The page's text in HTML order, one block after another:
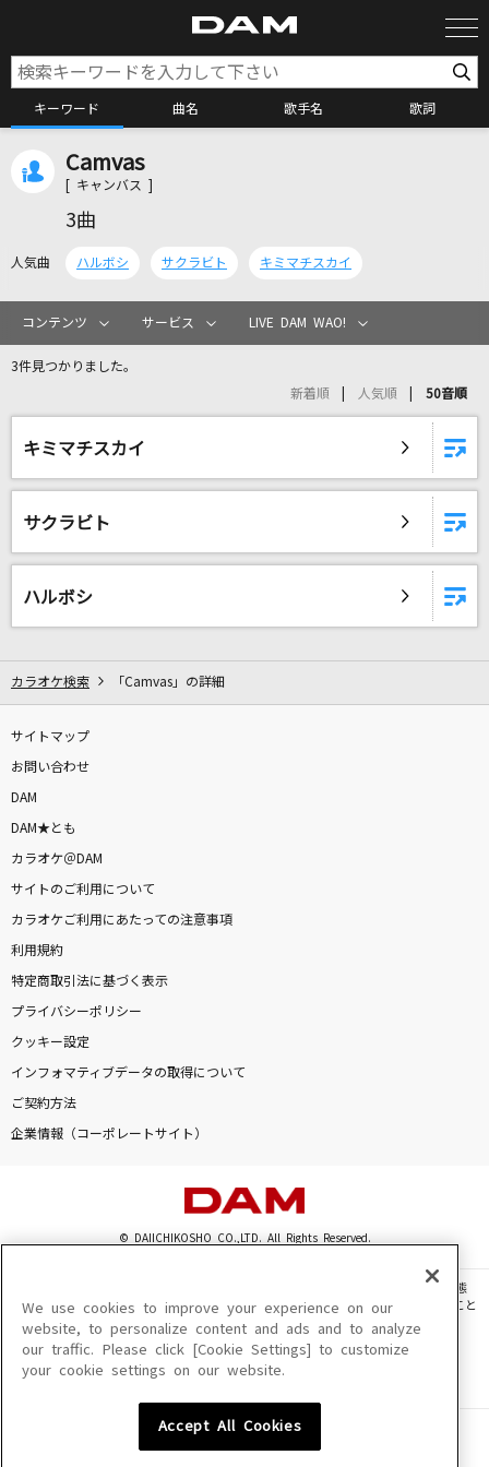
キーワード 曲名 歌手名 歌詞
カラオケリクエスト
リアルタイムで歌われている曲の一覧
センチメンタル・キス(Acoustic ver.)
汐れいら
ケツメイシ
ワールドイズマイン CPK! Remix (かぐや&月見
ヤチヨ ver.)
太陽のSEASON
安室奈美恵
[生音]未来予想図Ⅱ
DREAMS COME TRUE
[生音]また逢う日まで
尾崎紀世彦
Chapter
NELKE
じん ft.メイリア from GARNiDELiA
もっと見る
DAMの新曲・ランキングなど
カラオケ最新情報をチェック！
Camvas
[ キャンバス ]
3曲
人気曲 ハルボシ サクラビト キミマチスカイ
コンテンツ サービス LIVE DAM WAO!
3件見つかりました。
新着順 人気順 50音順
キミマチスカイ
サクラビト
ハルボシ
カラオケ検索 「Camvas」の詳細
サイトマップ
お問い合わせ
DAM
DAM★とも
カラオケ＠DAM
サイトのご利用について
カラオケご利用にあたっての注意事項
利用規約
特定商取引法に基づく表示
プライバシーポリシー
クッキー設定
インフォマティブデータの取得について
ご契約方法
企業情報（コーポレートサイト）
© DAIICHIKOSHO CO.,LTD. All Rights Reserved.
このサイトに掲載されている一切の文章・画像・写真・動画・音声等を、手段や形態
を問わず、著作権法の定める範囲を超えて無断で複製、転載、ファイル化などすること
を禁じます。
楽曲及びコンテンツは、機種によりご利用いただけない場合があります。
楽曲及びコンテンツの配信日、配信内容が変更になる場合があります。
We use cookies to improve your experience on our
website, to personalize content and ads and to analyze
our traffic. Please click [Cookie Settings] to customize
your cookie settings on our website.
Accept All Cookies